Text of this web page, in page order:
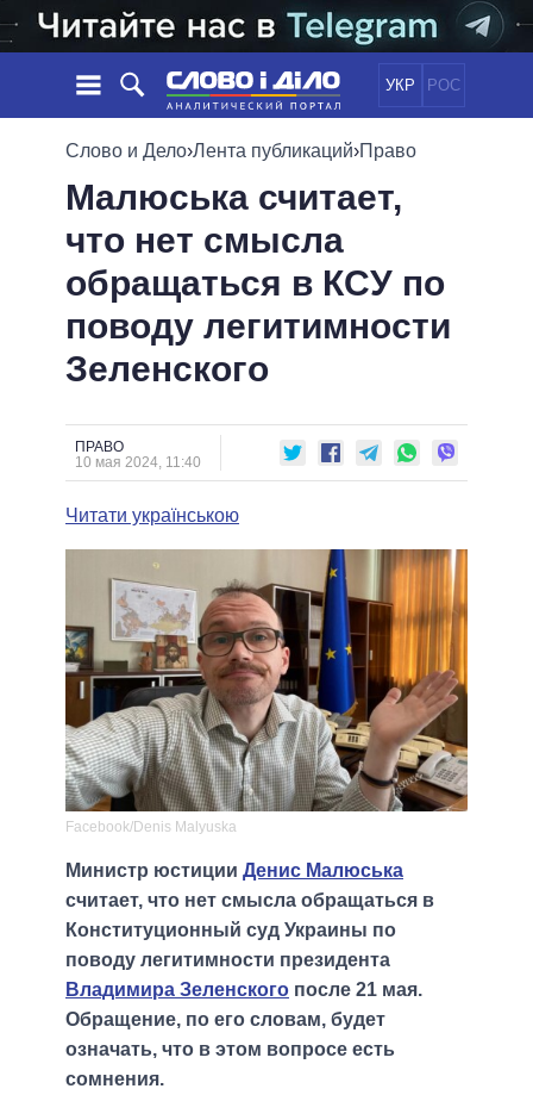
УКР РОС
НОВОСТИ
ЛЕНТА
СОБЫТИЯ
СТАТЬИ
МНЕНИЯ
ОБЗОРЫ
ДАЙДЖЕСТЫ
ПОЛИТИКА
ЭКОНОМИКА
ОБЩЕСТВО
ОБЕЩАНИЯ
ПОЛИТИКИ
ВСЕ ПОЛИТИКИ
ПРЕЗИДЕНТ И ОФИС
ВЕРХОВНАЯ РАДА
ГЛАВЫ ОБЛАДМИНИСТРАЦИЙ
МЭРЫ
ВСЕ ПЕРСОНЫ
ВИДЕО
СРАВНЕНИЕ ПОЛИТИКОВ
Слово и Дело›Лента публикаций›Право
Малюська считает,
что нет смысла
обращаться в КСУ по
поводу легитимности
Зеленского
ПРАВО
10 мая 2024, 11:40
Читати українською
Facebook/Denis Malyuska
Министр юстиции Денис Малюська
считает, что нет смысла обращаться в
Конституционный суд Украины по
поводу легитимности президента
Владимира Зеленского после 21 мая.
Обращение, по его словам, будет
означать, что в этом вопросе есть
сомнения.